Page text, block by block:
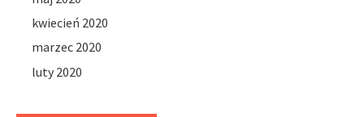
kwiecień 2020
marzec 2020
luty 2020